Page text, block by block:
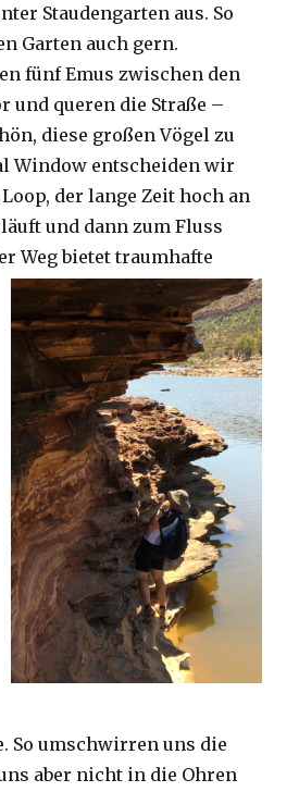
Staudengarten aus. So
Garten auch gern.
fünf Emus zwischen den
und queren die Straße –
diese großen Vögel zu
Window entscheiden wir
der lange Zeit hoch an
und dann zum Fluss
Weg bietet traumhafte
So umschwirren uns die
aber nicht in die Ohren